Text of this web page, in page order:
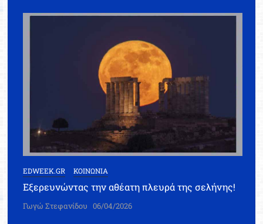
EDWEEK.GR ΚΟΙΝΩΝΙΑ
Εξερευνώντας την αθέατη πλευρά της σελήνης!
Γωγώ Στεφανίδου 06/04/2026